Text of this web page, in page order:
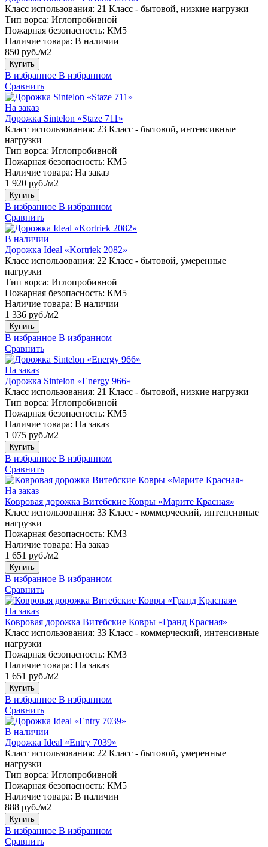
Класс использования: 21 Класс - бытовой, низкие нагрузки
Тип ворса: Иглопробивной
Пожарная безопасность: КМ5
Наличие товара: В наличии
850 руб./м2
Купить
В избранное В избранном
Сравнить
На заказ
Дорожка Sintelon «Staze 711»
Класс использования: 23 Класс - бытовой, интенсивные
нагрузки
Тип ворса: Иглопробивной
Пожарная безопасность: КМ5
Наличие товара: На заказ
1 920 руб./м2
Купить
В избранное В избранном
Сравнить
В наличии
Дорожка Ideal «Kortriek 2082»
Класс использования: 22 Класс - бытовой, умеренные
нагрузки
Тип ворса: Иглопробивной
Пожарная безопасность: КМ5
Наличие товара: В наличии
1 336 руб./м2
Купить
В избранное В избранном
Сравнить
На заказ
Дорожка Sintelon «Energy 966»
Класс использования: 21 Класс - бытовой, низкие нагрузки
Тип ворса: Иглопробивной
Пожарная безопасность: КМ5
Наличие товара: На заказ
1 075 руб./м2
Купить
В избранное В избранном
Сравнить
На заказ
Ковровая дорожка Витебские Ковры «Марите Красная»
Класс использования: 33 Класс - коммерческий, интенсивные
нагрузки
Пожарная безопасность: КМ3
Наличие товара: На заказ
1 651 руб./м2
Купить
В избранное В избранном
Сравнить
На заказ
Ковровая дорожка Витебские Ковры «Гранд Красная»
Класс использования: 33 Класс - коммерческий, интенсивные
нагрузки
Пожарная безопасность: КМ3
Наличие товара: На заказ
1 651 руб./м2
Купить
В избранное В избранном
Сравнить
В наличии
Дорожка Ideal «Entry 7039»
Класс использования: 22 Класс - бытовой, умеренные
нагрузки
Тип ворса: Иглопробивной
Пожарная безопасность: КМ5
Наличие товара: В наличии
888 руб./м2
Купить
В избранное В избранном
Сравнить